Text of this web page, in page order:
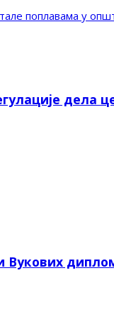
поплавама у
дела
Вукових